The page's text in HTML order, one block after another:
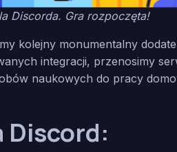
Discorda. Gra rozpoczęta!
kolejny monumentalny
integracji, przenosimy
naukowych do pracy
Discord: